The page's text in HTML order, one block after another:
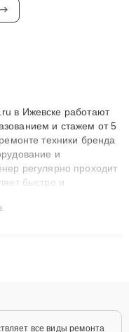
в Ижевске работают
и стажем от 5
техники бренда
и
регулярно проходит
быстро и
мастера решают
все виды ремонта